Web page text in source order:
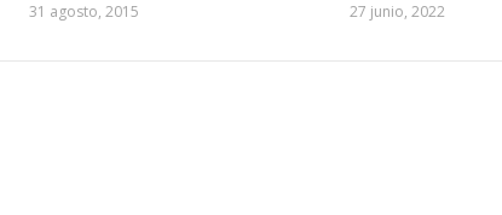
31 agosto, 2015 27 junio, 2022